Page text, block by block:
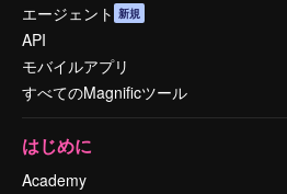
エージェント 新規
API
モバイルアプリ
すべてのMagnificツール
はじめに
Academy